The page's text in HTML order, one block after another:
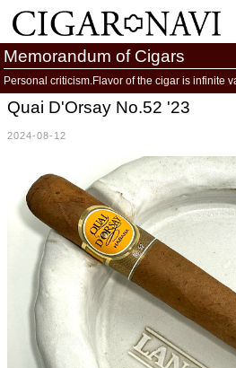
会員登録 お問い合わせ
Cigar Information
Memorandum
Memorandum of Cigars
Personal criticism.Flavor of the cigar is infinite
Quai D'Orsay No.52 '23
2024-08-12